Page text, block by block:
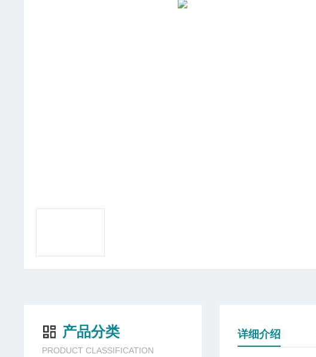
详细介绍
产品分类
PRODUCT CLASSIFICATION